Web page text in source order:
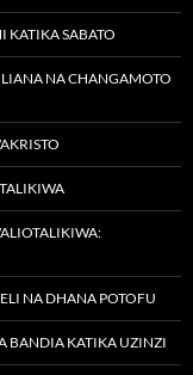
KATIKA SABATO
NA CHANGAMOTO
NA DHANA POTOFU
BANDIA KATIKA UZINZI